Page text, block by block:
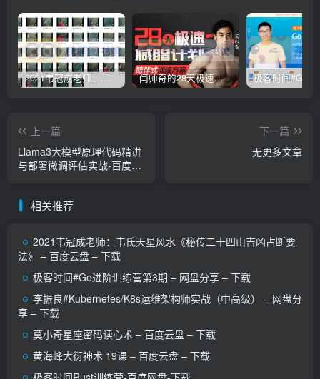
2021韦冠成老师：韦氏天星风水《秘传二十四山吉凶占断要法》 – 百度云盘 – 下载 闫帅奇的28天极速减脂计划 – 网盘分享 – 下载
上一篇
Llama3大模型原理代码精讲
与部署微调评估实战-百度网
下一篇
无更多文章
相关推荐
2021韦冠成老师：韦氏天星风水《秘传二十四山吉凶占断要
法》 – 百度云盘 – 下载
极客时间#Go进阶训练营第3期 – 网盘分享 – 下载
李振良#Kubernetes/K8s运维架构师实战（中高级） – 网盘分
享 – 下载
莫小奇星座密码读心术 – 百度云盘 – 下载
黄海峰大衍神术 19课 – 百度云盘 – 下载